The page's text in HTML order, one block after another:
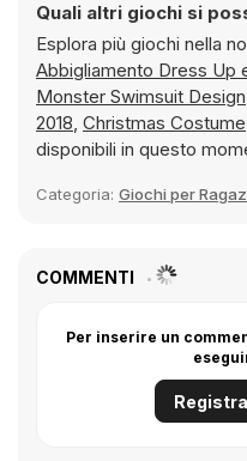
Quali altri giochi si
Esplora più giochi nella
Monster Swimsuit Design
2018, Christmas Costume
disponibili in questo
Categoria: Giochi per
COMMENTI
Per inserire un